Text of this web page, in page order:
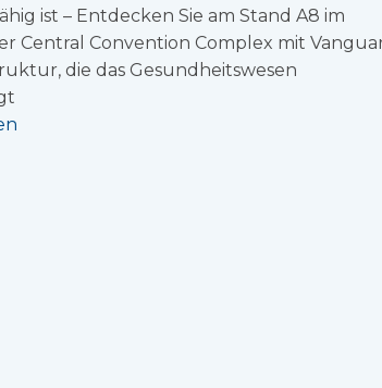
ist – Entdecken Sie am Stand A8 im
Central Convention Complex mit
die das Gesundheitswesen